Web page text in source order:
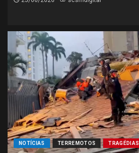
NOTÍCIAS TERREMOTOS TRAGÉDIAS